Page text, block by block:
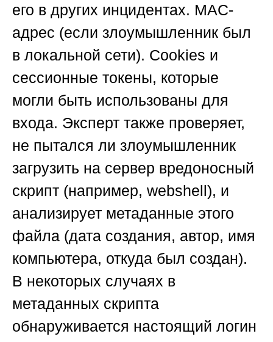
его в других инцидентах. MAC-
адрес (если злоумышленник был
в локальной сети). Cookies и
сессионные токены, которые
могли быть использованы для
входа. Эксперт также проверяет,
не пытался ли злоумышленник
загрузить на сервер вредоносный
скрипт (например, webshell), и
анализирует метаданные этого
файла (дата создания, автор, имя
компьютера, откуда был создан).
В некоторых случаях в
метаданных скрипта
обнаруживается настоящий логин